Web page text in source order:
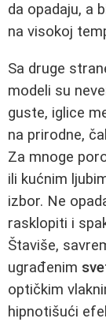
da opadaju, a
na visokoj
Sa druge
modeli su
guste, iglice
na prirodne,
Za mnoge
ili kućnim
izbor. Ne
rasklopiti i
Štaviše,
ugrađenim
optičkim
hipnotišući